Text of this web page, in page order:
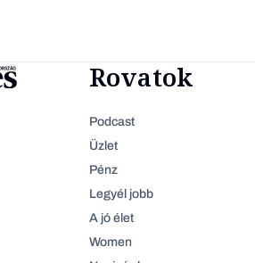
Rovatok
Podcast
Üzlet
Pénz
Legyél jobb
A jó élet
Women